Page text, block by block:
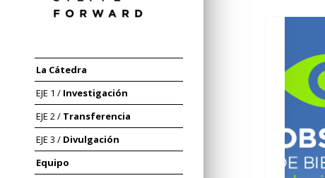
Steppe
Forward
La Cátedra
EJE 1 /Investigación
EJE 2 /Transferencia
EJE 3 /Divulgación
Equipo